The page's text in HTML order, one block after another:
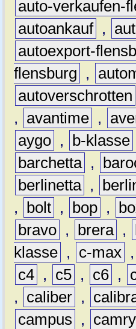
auto-verkaufen-
autoankauf ,
autoexport-
flensburg
,
autoverschrotten
,
avantime ,
aygo , b-klasse
barchetta ,
berlinetta ,
,
bolt , bop ,
bravo , brera ,
klasse , c-max ,
c4 , c5 , c6 ,
,
caliber ,
campus
, camry